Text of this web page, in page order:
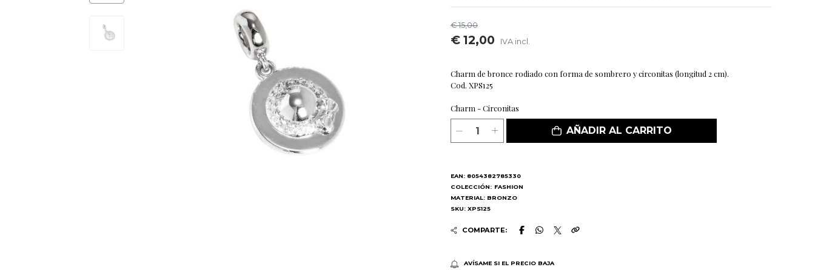
€ 15,00
€ 12,00 IVA incl.
Charm de bronce rodiado con forma de sombrero y circonitas (longitud 2 cm).
Cod. XPS125
Charm - Circonitas
AÑADIR AL CARRITO
EAN: 8054382785330
COLECCIÓN: FASHION
MATERIAL: BRONZO
SKU: XPS125
COMPARTE:
AVÍSAME SI EL PRECIO BAJA